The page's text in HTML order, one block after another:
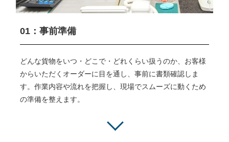
01：事前準備
どんな貨物をいつ・どこで・どれくらい扱うのか、お客様
からいただくオーダーに目を通し、事前に書類確認しま
す。作業内容や流れを把握し、現場でスムーズに動くため
の準備を整えます。